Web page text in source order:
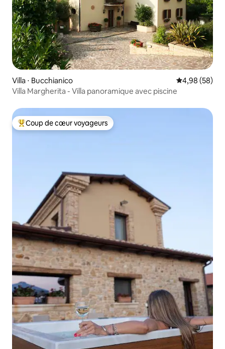
Villa ⋅ Bucchianico Évaluation
4,98 (58)
Villa Margherita - Villa panoramique avec piscine
Coups de cœur voyageurs les plus appréciés
Coup de cœur voyageurs